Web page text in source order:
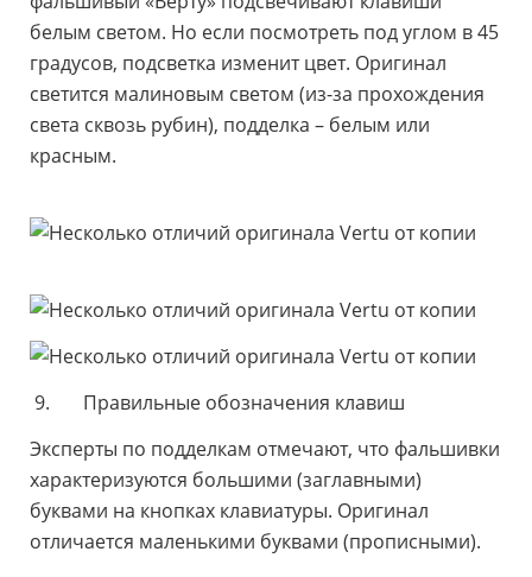
белым светом. Но если посмотреть под углом в 45
градусов, подсветка изменит цвет. Оригинал
светится малиновым светом (из-за прохождения
света сквозь рубин), подделка – белым или
красным.
9. Правильные обозначения клавиш
Эксперты по подделкам отмечают, что фальшивки
характеризуются большими (заглавными)
буквами на кнопках клавиатуры. Оригинал
отличается маленькими буквами (прописными).